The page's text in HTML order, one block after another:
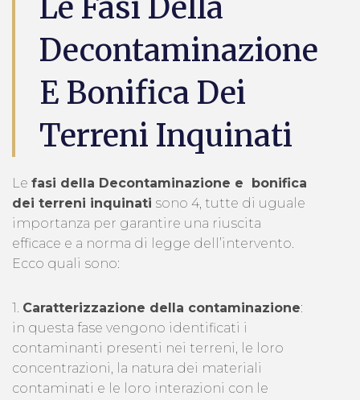
Le Fasi Della
Decontaminazione
E Bonifica Dei
Terreni Inquinati
Le fasi della Decontaminazione e bonifica
dei terreni inquinati sono 4, tutte di uguale
importanza per garantire una riuscita
efficace e a norma di legge dell’intervento.
Ecco quali sono:
1. Caratterizzazione della contaminazione:
in questa fase vengono identificati i
contaminanti presenti nei terreni, le loro
concentrazioni, la natura dei materiali
contaminati e le loro interazioni con le